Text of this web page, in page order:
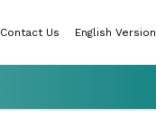
Contact Us English Version